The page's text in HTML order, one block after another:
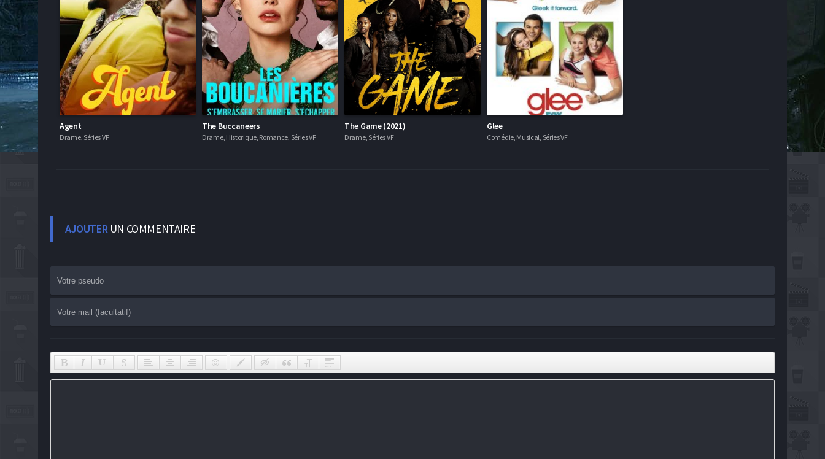
Agent
Drame, Séries VF
The Buccaneers
Drame, Historique, Romance, Séries VF
The Game (2021)
Drame, Séries VF
Glee
Comédie, Musical, Séries VF
AJOUTERUN COMMENTAIRE